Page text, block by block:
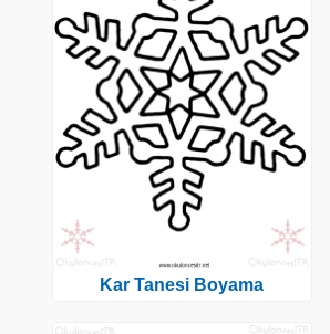
Kar Tanesi Boyama